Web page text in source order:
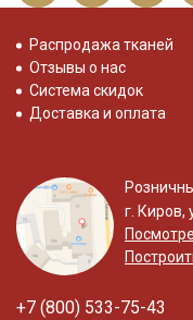
Распродажа тканей
Отзывы о нас
Система скидок
Доставка и оплата
г. Киров,
+7 (800) 533-75-43